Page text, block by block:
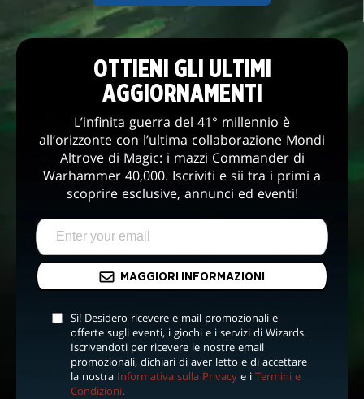
OTTIENI GLI ULTIMI
AGGIORNAMENTI
L’infinita guerra del 41° millennio è
all’orizzonte con l’ultima collaborazione Mondi
Altrove di Magic: i mazzi Commander di
Warhammer 40,000. Iscriviti e sii tra i primi a
scoprire esclusive, annunci ed eventi!
MAGGIORI INFORMAZIONI
Sì! Desidero ricevere e-mail promozionali e
offerte sugli eventi, i giochi e i servizi di Wizards.
Iscrivendoti per ricevere le nostre email
promozionali, dichiari di aver letto e di accettare
la nostra Informativa sulla Privacy e i Termini e
Condizioni.